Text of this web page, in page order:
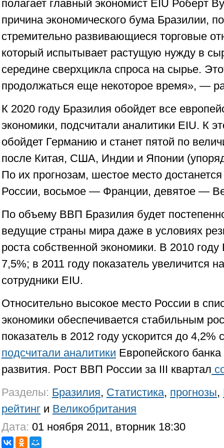
полагает главный экономист EIU Роберт
причина экономического бума Бразилии,
стремительно развивающиеся торговые
который испытывает растущую нужду в
середине сверхцикла спроса на сырье.
продолжаться еще некоторое время», —
К 2020 году Бразилия обойдет все
экономики, подсчитали аналитики EIU. К
обойдет Германию и станет пятой по
после Китая, США, Индии и Японии
По их прогнозам, шестое место
России, восьмое — Франции, девятое —
По объему ВВП Бразилия будет
ведущие страны мира даже в условиях
роста собственной экономики. В 2010
7,5%; в 2011 году показатель увеличится
сотрудники EIU.
Относительно высокое место России в
экономики обеспечивается стабильным
показатель в 2012 году ускорится до 4,2%
подсчитали аналитики Европейского
развития. Рост ВВП России за III квартал
Разделы: Бразилия, Статистика, прогнозы,
рейтинг и Великобритания
Дата: 01 ноября 2011, вторник 18:30